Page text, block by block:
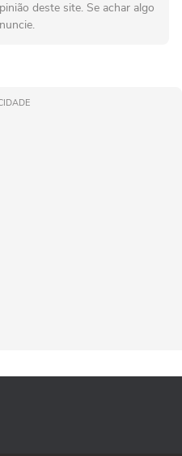
deste site. Se achar algo